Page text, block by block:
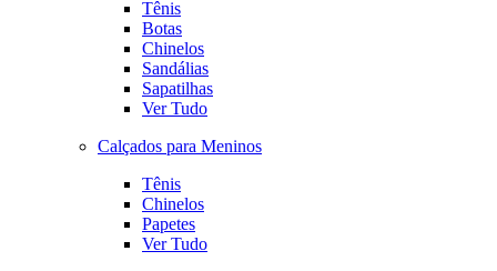
Tênis
Botas
Chinelos
Sandálias
Sapatilhas
Ver Tudo
Calçados para Meninos
Tênis
Chinelos
Papetes
Ver Tudo